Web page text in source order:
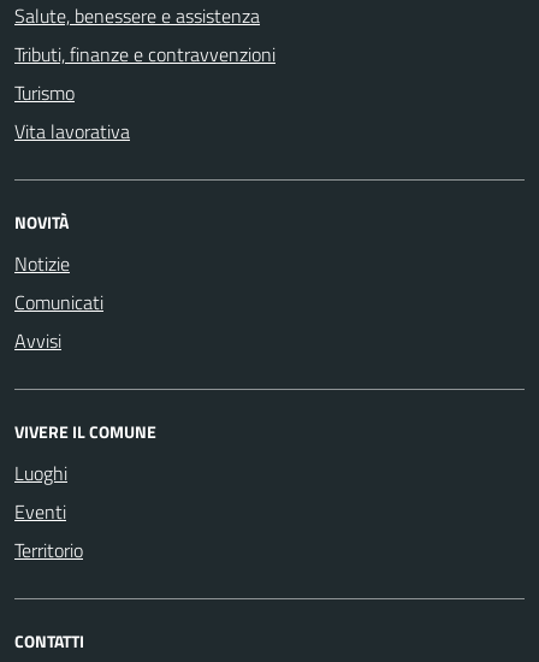
Salute, benessere e assistenza
Tributi, finanze e contravvenzioni
Turismo
Vita lavorativa
NOVITÀ
Notizie
Comunicati
Avvisi
VIVERE IL COMUNE
Luoghi
Eventi
Territorio
CONTATTI